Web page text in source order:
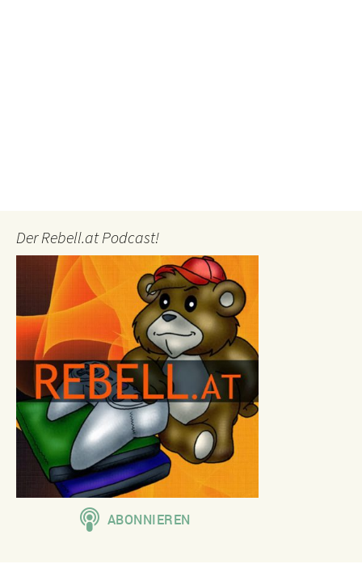
Der Rebell.at Podcast!